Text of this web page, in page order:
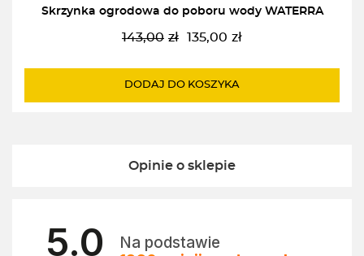
Skrzynka ogrodowa do poboru wody WATERRA
143,00 zł
Pierwotna
wynosiła:
135,00 zł
Aktualna
wynosi:
DODAJ DO KOSZYKA
Opinie o sklepie
5.0
Na podstawie